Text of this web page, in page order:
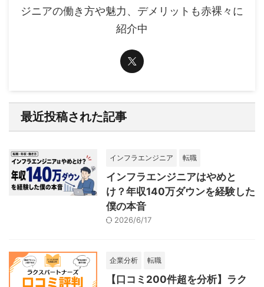
ジニアの働き方や魅力、デメリットも赤裸々に
紹介中
最近投稿された記事
インフラエンジニア 転職
インフラエンジニアはやめと
け？年収140万ダウンを経験した
僕の本音
2026/6/17
企業分析 転職
【口コミ200件超を分析】ラク